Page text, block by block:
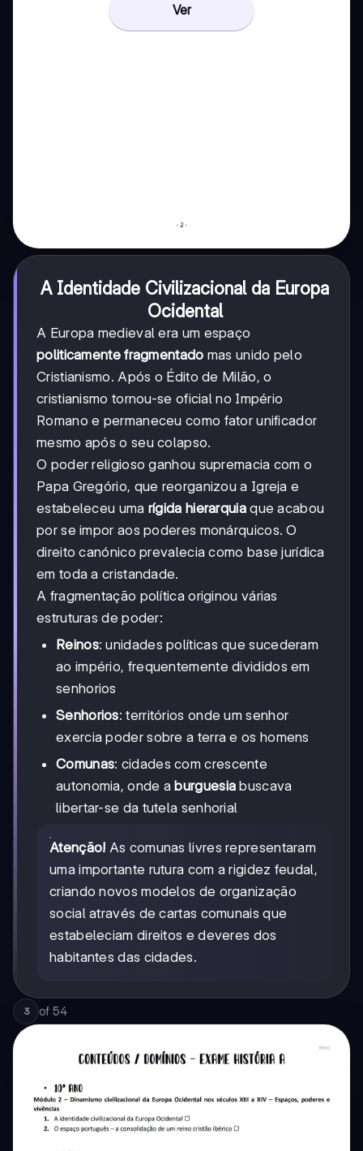
Ver
A Identidade Civilizacional da Europa
Ocidental
A Europa medieval era um espaço
politicamente fragmentado mas unido pelo
Cristianismo. Após o Édito de Milão, o
cristianismo tornou-se oficial no Império
Romano e permaneceu como fator unificador
mesmo após o seu colapso.
O poder religioso ganhou supremacia com o
Papa Gregório, que reorganizou a Igreja e
estabeleceu uma rígida hierarquiaque acabou
por se impor aos poderes monárquicos. O
direito canónico prevalecia como base jurídica
em toda a cristandade.
A fragmentação política originou várias
estruturas de poder:
Reinos: unidades políticas que sucederam
ao império, frequentemente divididos em
senhorios
Senhorios: territórios onde um senhor
exercia poder sobre a terra e os homens
Comunas: cidades com crescente
autonomia, onde aburguesia buscava
libertar-se da tutela senhorial
Atenção! As comunas livres representaram
uma importante rutura com a rigidez feudal,
criando novos modelos de organização
social através de cartas comunais que
estabeleciam direitos e deveres dos
habitantes das cidades.
3 of 54